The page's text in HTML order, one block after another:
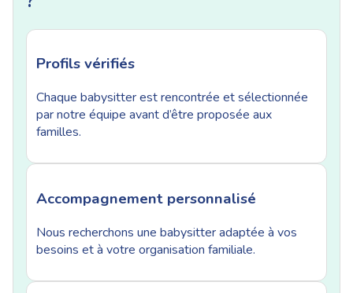
Profils vérifiés
Chaque babysitter est rencontrée et sélectionnée
par notre équipe avant d’être proposée aux
familles.
Accompagnement personnalisé
Nous recherchons une babysitter adaptée à vos
besoins et à votre organisation familiale.